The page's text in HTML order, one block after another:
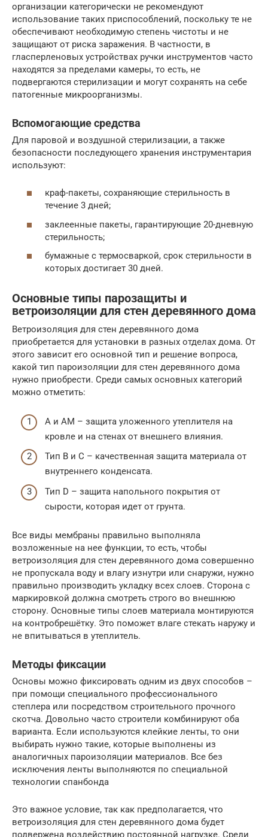
организации категорически не рекомендуют
использование таких приспособлений, поскольку те не
обеспечивают необходимую степень чистоты и не
защищают от риска заражения. В частности, в
гласперленовых устройствах ручки инструментов часто
находятся за пределами камеры, то есть, не
подвергаются стерилизации и могут сохранять на себе
патогенные микроорганизмы.
Вспомогающие средства
Для паровой и воздушной стерилизации, а также
безопасности последующего хранения инструментария
используют:
краф-пакеты, сохраняющие стерильность в
течение 3 дней;
заклеенные пакеты, гарантирующие 20-дневную
стерильность;
бумажные с термосваркой, срок стерильности в
которых достигает 30 дней.
Основные типы парозащиты и
ветроизоляции для стен деревянного дома
Ветроизоляция для стен деревянного дома
приобретается для установки в разных отделах дома. От
этого зависит его основной тип и решение вопроса,
какой тип пароизоляции для стен деревянного дома
нужно приобрести. Среди самых основных категорий
можно отметить:
А и АМ – защита уложенного утеплителя на
кровле и на стенах от внешнего влияния.
Тип В и С – качественная защита материала от
внутреннего конденсата.
Тип D – защита напольного покрытия от
сырости, которая идет от грунта.
Все виды мембраны правильно выполняла
возложенные на нее функции, то есть, чтобы
ветроизоляция для стен деревянного дома совершенно
не пропускала воду и влагу изнутри или снаружи, нужно
правильно производить укладку всех слоев. Сторона с
маркировкой должна смотреть строго во внешнюю
сторону. Основные типы слоев материала монтируются
на контробрешётку. Это поможет влаге стекать наружу и
не впитываться в утеплитель.
Методы фиксации
Основы можно фиксировать одним из двух способов –
при помощи специального профессионального
степлера или посредством строительного прочного
скотча. Довольно часто строители комбинируют оба
варианта. Если используются клейкие ленты, то они
выбирать нужно такие, которые выполнены из
аналогичных пароизоляции материалов. Все без
исключения ленты выполняются по специальной
технологии спанбонда
Это важное условие, так как предполагается, что
ветроизоляция для стен деревянного дома будет
подвержена воздействию постоянной нагрузке. Среди